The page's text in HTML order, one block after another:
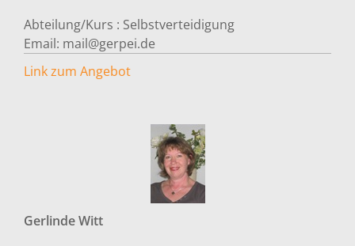
Abteilung/Kurs : Selbstverteidigung
Email: mail@gerpei.de
Link zum Angebot
GerlindeWitt